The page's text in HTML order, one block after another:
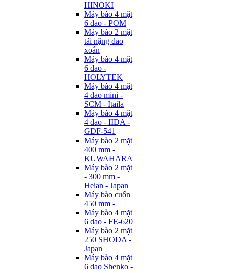
HINOKI
Máy bào 4 mặt
6 dao - POM
Máy bào 2 mặt
tải nặng dao
xoắn
Máy bào 4 mặt
6 dao -
HOLYTEK
Máy bào 4 mặt
4 dao mini -
SCM - Itaila
Máy bào 4 mặt
4 dao - IIDA -
GDF-541
Máy bào 2 mặt
400 mm -
KUWAHARA
Máy bào 2 mặt
- 300 mm -
Heian - Japan
Máy bào cuốn
450 mm -
Máy bào 4 mặt
6 dao - FE-620
Máy bào 2 mặt
250 SHODA -
Japan
Máy bào 4 mặt
6 dao Shenko -